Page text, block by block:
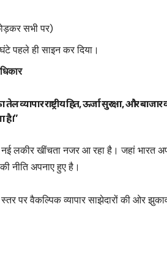
सभी पर)
पहले ही साइन कर दिया।
व्यापार राष्ट्रीय हित, ऊर्जा सुरक्षा, और
है।”
नई लकीर खींचता नजर आ रहा है। जहां भारत
नीति अपनाए हुए है।
पर वैकल्पिक व्यापार साझेदारों की ओर